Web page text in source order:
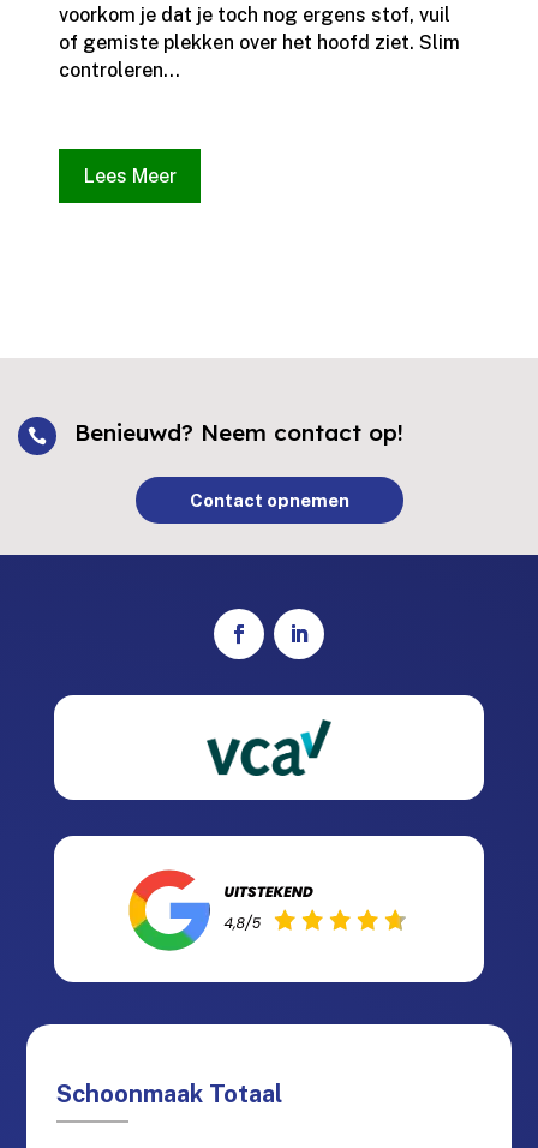
voorkom je dat je toch nog ergens stof, vuil
of gemiste plekken over het hoofd ziet.​ Slim
controleren...
Lees Meer
 Benieuwd? Neem contact op!
Contact opnemen
Schoonmaak Totaal